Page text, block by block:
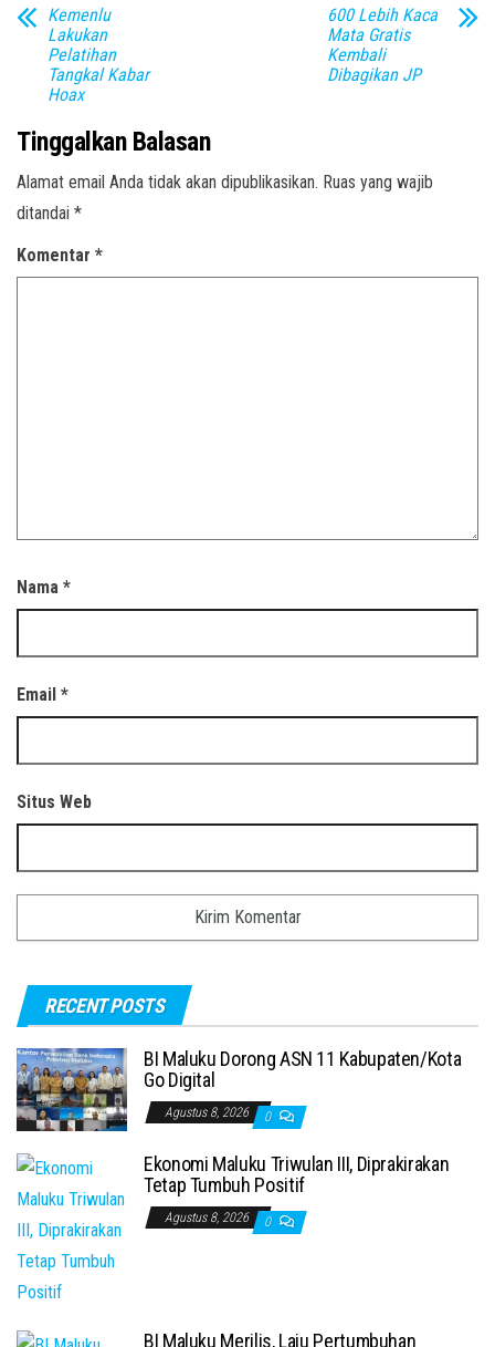
Kemenlu
Lakukan
Pelatihan
Tangkal Kabar
Hoax
600 Lebih Kaca
Mata Gratis
Kembali
Dibagikan JP
Tinggalkan Balasan
Alamat email Anda tidak akan dipublikasikan. Ruas yang wajib
ditandai *
Komentar *
Nama *
Email *
Situs Web
RECENT POSTS
BI Maluku Dorong ASN 11 Kabupaten/Kota
Go Digital
Agustus 8, 2026 0
Ekonomi Maluku Triwulan III, Diprakirakan
Tetap Tumbuh Positif
Agustus 8, 2026 0
BI Maluku Merilis, Laju Pertumbuhan